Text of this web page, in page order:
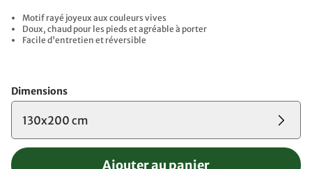
Motif rayé joyeux aux couleurs vives
Doux, chaud pour les pieds et agréable à porter
Facile d'entretien et réversible
Dimensions
130x200 cm
Ajouter au panier